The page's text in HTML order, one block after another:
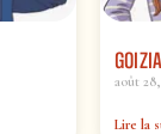
août 28,
Lire la